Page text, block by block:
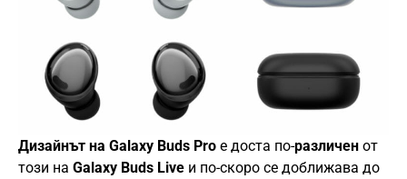
Дизайнът на Galaxy Buds Pro е доста по-различен от
този на Galaxy Buds Live и по-скоро се доближава до